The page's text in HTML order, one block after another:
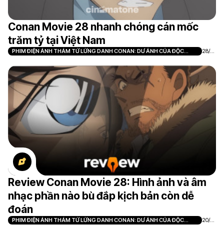
Conan Movie 28 nhanh chóng cán mốc
trăm tỷ tại Việt Nam
PHIM ĐIỆN ẢNH THÁM TỬ LỪNG DANH CONAN: DƯ ẢNH CỦA ĐỘC
NHÃN
28/0
Review Conan Movie 28: Hình ảnh và âm
nhạc phần nào bù đắp kịch bản còn dễ
đoán
PHIM ĐIỆN ẢNH THÁM TỬ LỪNG DANH CONAN: DƯ ẢNH CỦA ĐỘC
NHÃN
20/0